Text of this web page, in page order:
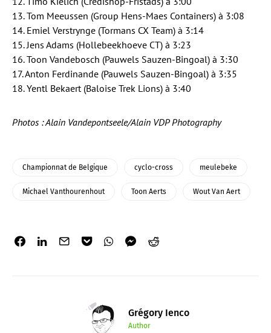
13. Tom Meeussen (Group Hens-Maes Containers) à 3:08
14. Emiel Verstrynge (Tormans CX Team) à 3:14
15. Jens Adams (Hollebeekhoeve CT) à 3:23
16. Toon Vandebosch (Pauwels Sauzen-Bingoal) à 3:30
17. Anton Ferdinande (Pauwels Sauzen-Bingoal) à 3:35
18. Yentl Bekaert (Baloise Trek Lions) à 3:40
Photos : Alain Vandepontseele/Alain VDP Photography
Championnat de Belgique cyclo-cross meulebeke
Michael Vanthourenhout Toon Aerts Wout Van Aert
Grégory Ienco
Author